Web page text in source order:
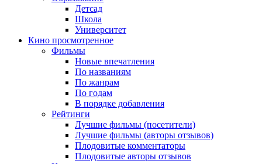
Детсад
Школа
Университет
Кино просмотренное
Фильмы
Новые впечатления
По названиям
По жанрам
По годам
В порядке добавления
Рейтинги
Лучшие фильмы (посетители)
Лучшие фильмы (авторы отзывов)
Плодовитые комментаторы
Плодовитые авторы отзывов